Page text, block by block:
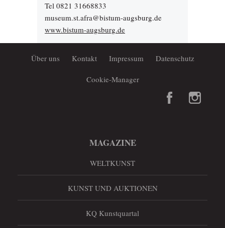
Tel 0821 31668833
museum.st.afra@bistum-augsburg.de
www.bistum-augsburg.de
Über uns Kontakt Impressum Datenschutz
Cookie-Manager
MAGAZINE
WELTKUNST
KUNST UND AUKTIONEN
KQ Kunstquartal